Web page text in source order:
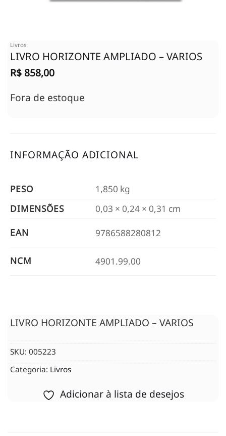
Livros
LIVRO HORIZONTE AMPLIADO – VARIOS
R$ 858,00
Fora de estoque
INFORMAÇÃO ADICIONAL
PESO
1,850 kg
DIMENSÕES
0,03 × 0,24 × 0,31 cm
EAN 9786588280812
NCM 4901.99.00
LIVRO HORIZONTE AMPLIADO – VARIOS
SKU: 005223
Categoria: Livros
Adicionar à lista de desejos